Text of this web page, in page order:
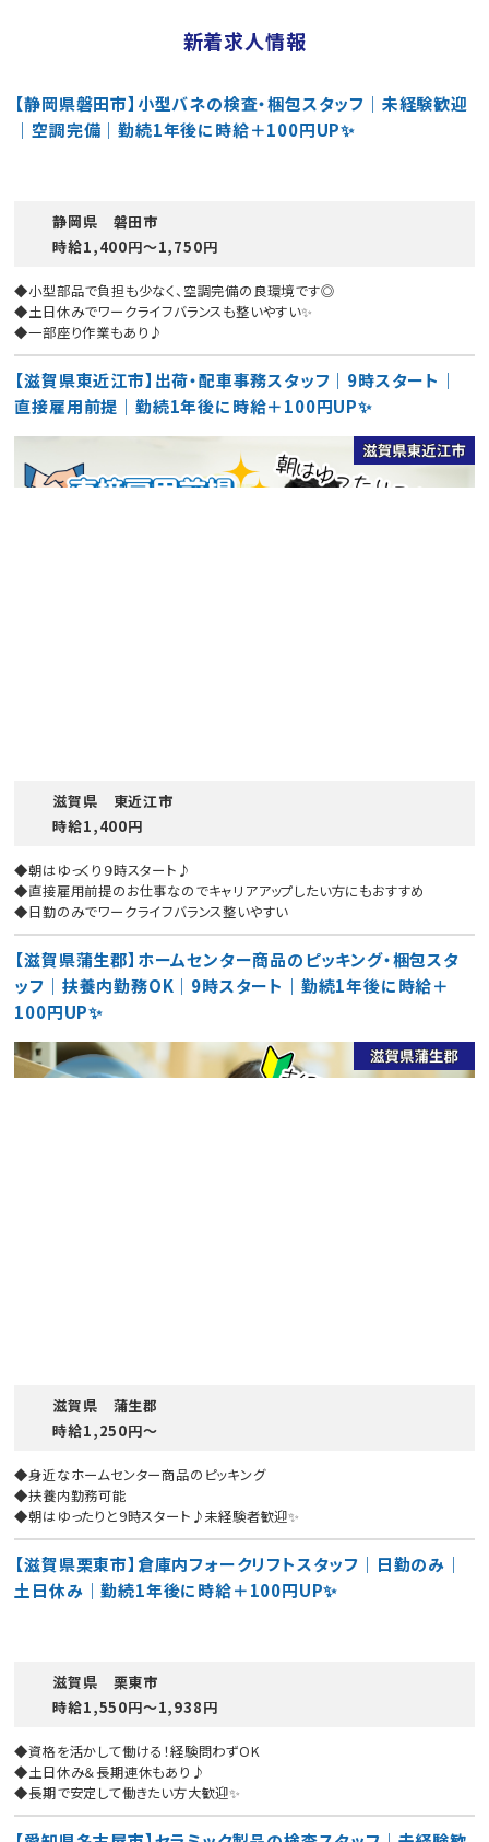
新着求人情報
【静岡県磐田市】小型バネの検査・梱包スタッフ｜未経験歓迎
｜空調完備｜勤続1年後に時給＋100円UP✨
静岡県 磐田市
時給1,400円〜1,750円
◆小型部品で負担も少なく、空調完備の良環境です◎
◆土日休みでワークライフバランスも整いやすい✨
◆一部座り作業もあり♪
【滋賀県東近江市】出荷・配車事務スタッフ｜9時スタート｜
直接雇用前提｜勤続1年後に時給＋100円UP✨
滋賀県 東近江市
時給1,400円
◆朝はゆっくり９時スタート♪
◆直接雇用前提のお仕事なのでキャリアアップしたい方にもおすすめ
◆日勤のみでワークライフバランス整いやすい
【滋賀県蒲生郡】ホームセンター商品のピッキング・梱包スタ
ッフ｜扶養内勤務OK｜9時スタート｜勤続1年後に時給＋
100円UP✨
滋賀県 蒲生郡
時給1,250円〜
◆身近なホームセンター商品のピッキング
◆扶養内勤務可能
◆朝はゆったりと9時スタート♪未経験者歓迎✨
【滋賀県栗東市】倉庫内フォークリフトスタッフ｜日勤のみ｜
土日休み｜勤続1年後に時給＋100円UP✨
滋賀県 栗東市
時給1,550円〜1,938円
◆資格を活かして働ける！経験問わずOK
◆土日休み＆長期連休もあり♪
◆長期で安定して働きたい方大歓迎✨